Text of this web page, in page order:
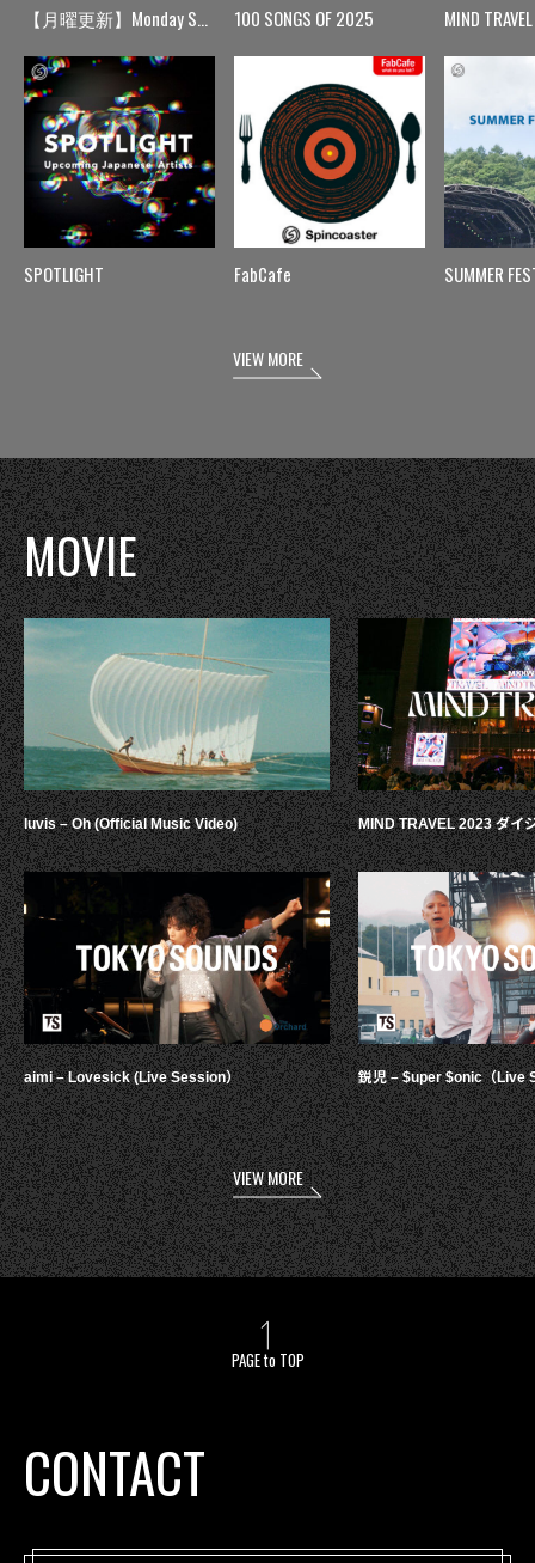
【月曜更新】Monday Spin
SPOTLIGHT
100 SONGS OF 2025
FabCafe
MIND TRAVEL
SUMMER
VIEW MORE
MOVIE
luvis – Oh (Official Music Video)
aimi – Lovesick (Live Session）
MIND TRAVEL 2023 ダイ
鋭児 – $uper $onic（Live
VIEW MORE
PAGE to TOP
CONTACT